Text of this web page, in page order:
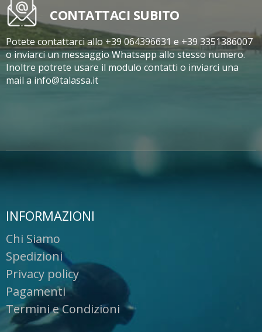
CONTATTACI SUBITO
Potete contattarci allo +39 064396631 e +39 3351386007
o inviarci un messaggio Whatsapp allo stesso numero.
Inoltre potrete usare il modulo contatti o inviarci una
mail a info@talassa.it
INFORMAZIONI
Chi Siamo
Spedizioni
Privacy policy
Pagamenti
Termini e Condizioni